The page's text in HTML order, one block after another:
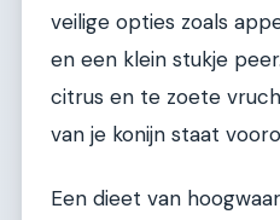
veilige opties zoals
en een klein stukje
citrus en te zoete
van je konijn staat
Een dieet van